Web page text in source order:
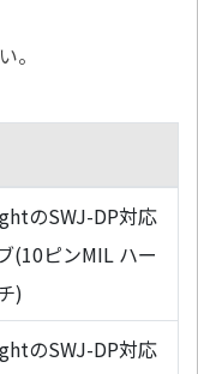
。
のSWJ-DP対応
(10ピンMIL ハー
)
のSWJ-DP対応